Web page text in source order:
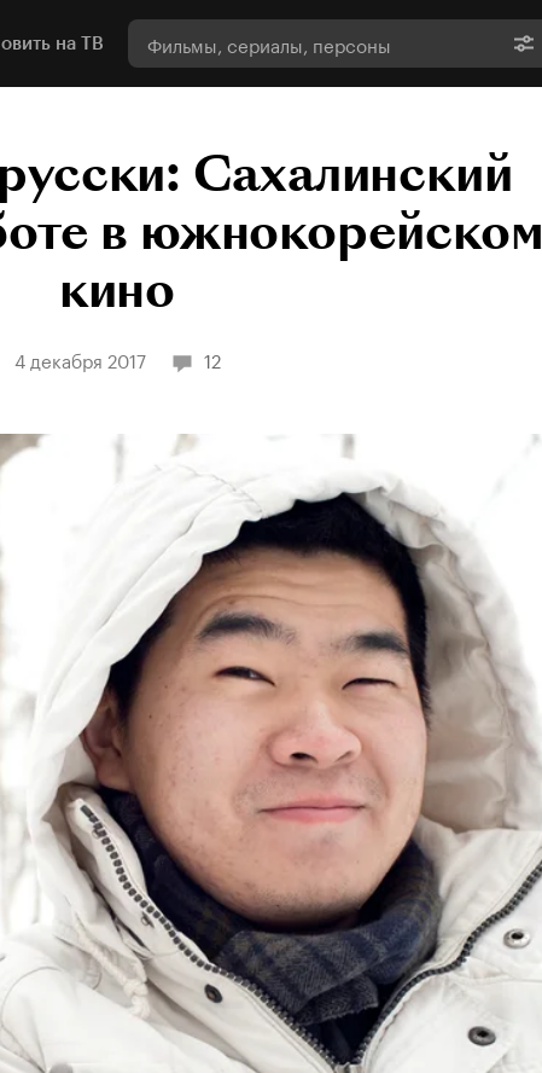
на ТВ
Сахалинский
в южнокорейском
кино
4 декабря 2017 12